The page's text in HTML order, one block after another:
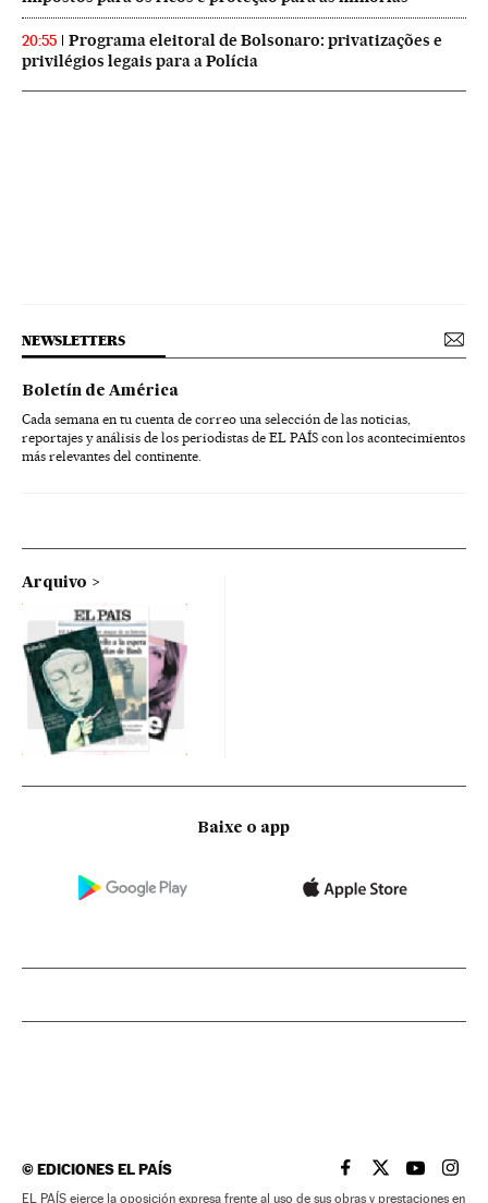
20:55
Programa eleitoral de Bolsonaro: privatizações e
privilégios legais para a Polícia
NEWSLETTERS
Boletín de América
Cada semana en tu cuenta de correo una selección de las noticias,
reportajes y análisis de los periodistas de EL PAÍS con los acontecimientos
más relevantes del continente.
Arquivo
Baixe o app
©EDICIONES EL PAÍS EL PAÍS BRASIL EN
EL PAÍSEL PAÍS
EL
EL PAÍS ejerce la oposición expresa frente al uso de sus obras y prestaciones en